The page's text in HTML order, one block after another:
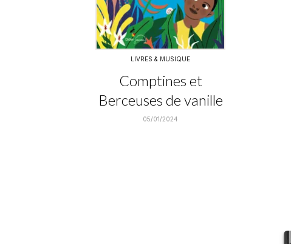
LIVRES & MUSIQUE
Comptines et
Berceuses de vanille
05/01/2024